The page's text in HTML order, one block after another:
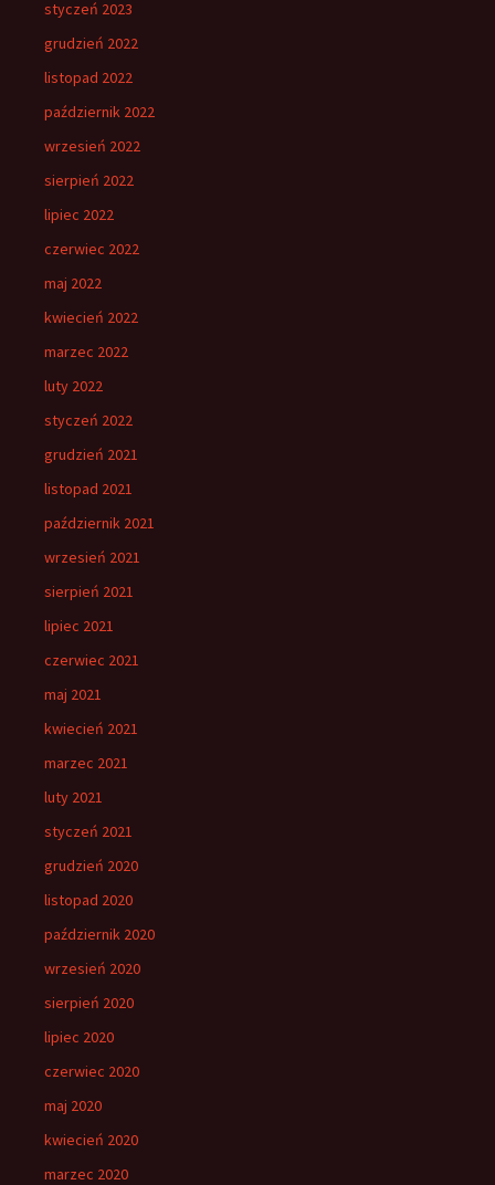
styczeń 2023
grudzień 2022
listopad 2022
październik 2022
wrzesień 2022
sierpień 2022
lipiec 2022
czerwiec 2022
maj 2022
kwiecień 2022
marzec 2022
luty 2022
styczeń 2022
grudzień 2021
listopad 2021
październik 2021
wrzesień 2021
sierpień 2021
lipiec 2021
czerwiec 2021
maj 2021
kwiecień 2021
marzec 2021
luty 2021
styczeń 2021
grudzień 2020
listopad 2020
październik 2020
wrzesień 2020
sierpień 2020
lipiec 2020
czerwiec 2020
maj 2020
kwiecień 2020
marzec 2020